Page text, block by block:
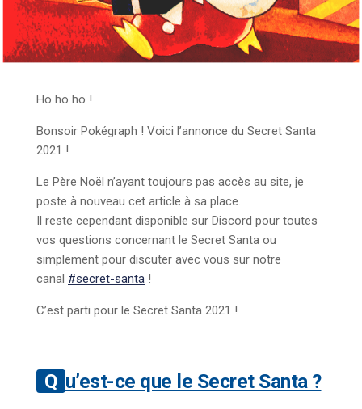
Ho ho ho !
Bonsoir Pokégraph ! Voici l’annonce du Secret Santa
2021 !
Le Père Noël n’ayant toujours pas accès au site, je
poste à nouveau cet article à sa place.
Il reste cependant disponible sur Discord pour toutes
vos questions concernant le Secret Santa ou
simplement pour discuter avec vous sur notre
canal #secret-santa !
C’est parti pour le Secret Santa 2021 !
Qu’est-ce que le Secret Santa ?